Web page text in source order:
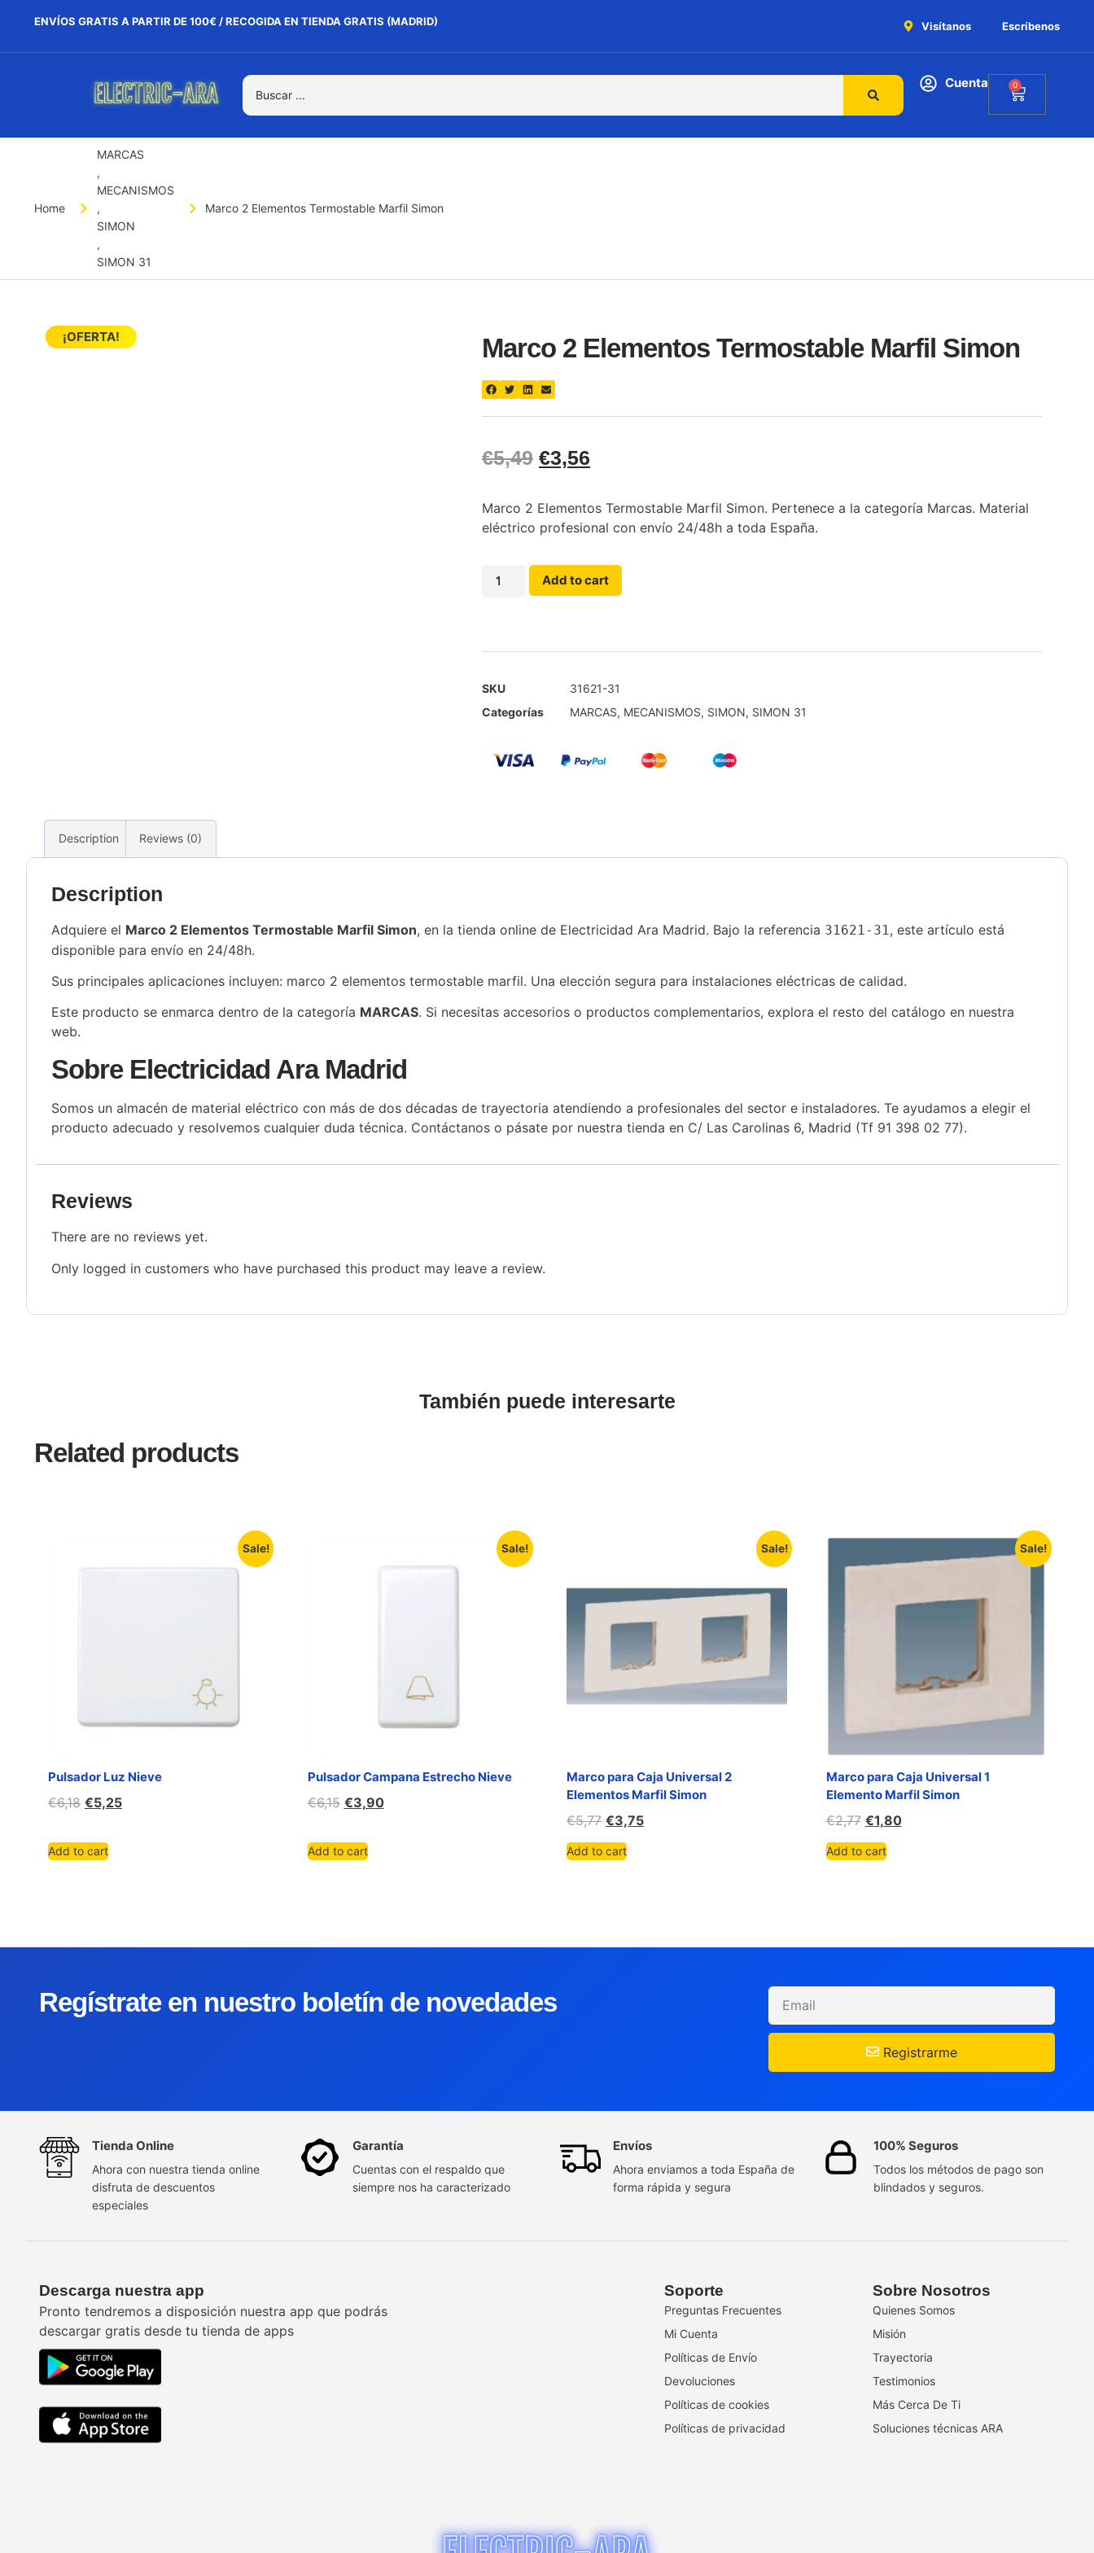
ENVÍOS GRATIS A PARTIR DE 100€ / RECOGIDA EN TIENDA GRATIS (MADRID) Visítanos Escríbenos
Cuenta 0
Home
MARCAS
,
MECANISMOS
,
SIMON
,
SIMON 31
Marco 2 Elementos Termostable Marfil Simon
¡OFERTA! Marco 2 Elementos Termostable Marfil Simon
€5,49 €3,56
Marco 2 Elementos Termostable Marfil Simon. Pertenece a la categoría Marcas. Material
eléctrico profesional con envío 24/48h a toda España.
Add to cart
SKU
31621-31
Categorías
MARCAS, MECANISMOS, SIMON, SIMON 31
Description Reviews (0)
Description
Adquiere el Marco 2 Elementos Termostable Marfil Simon, en la tienda online de Electricidad Ara Madrid. Bajo la referencia 31621-31 , este artículo está
disponible para envío en 24/48h.
Sus principales aplicaciones incluyen: marco 2 elementos termostable marfil. Una elección segura para instalaciones eléctricas de calidad.
Este producto se enmarca dentro de la categoría MARCAS. Si necesitas accesorios o productos complementarios, explora el resto del catálogo en nuestra
web.
Sobre Electricidad Ara Madrid
Somos un almacén de material eléctrico con más de dos décadas de trayectoria atendiendo a profesionales del sector e instaladores. Te ayudamos a elegir el
producto adecuado y resolvemos cualquier duda técnica. Contáctanos o pásate por nuestra tienda en C/ Las Carolinas 6, Madrid (Tf 91 398 02 77).
Reviews
There are no reviews yet.
Only logged in customers who have purchased this product may leave a review.
También puede interesarte
Related products
Sale!
Pulsador Luz Nieve
€6,18 €5,25
Add to cart
Sale!
Pulsador Campana Estrecho Nieve
€6,15 €3,90
Add to cart
Sale!
Marco para Caja Universal 2
Elementos Marfil Simon
€5,77 €3,75
Add to cart
Sale!
Marco para Caja Universal 1
Elemento Marfil Simon
€2,77 €1,80
Add to cart
Regístrate en nuestro boletín de novedades
Registrarme
Tienda Online
Ahora con nuestra tienda online
disfruta de descuentos
especiales
Garantía
Cuentas con el respaldo que
siempre nos ha caracterizado
Envíos
Ahora enviamos a toda España de
forma rápida y segura
100% Seguros
Todos los métodos de pago son
blindados y seguros.
Descarga nuestra app
Pronto tendremos a disposición nuestra app que podrás
descargar gratis desde tu tienda de apps
Soporte
Preguntas Frecuentes
Mi Cuenta
Políticas de Envío
Devoluciones
Políticas de cookies
Políticas de privacidad
Sobre Nosotros
Quienes Somos
Misión
Trayectoria
Testimonios
Más Cerca De Ti
Soluciones técnicas ARA